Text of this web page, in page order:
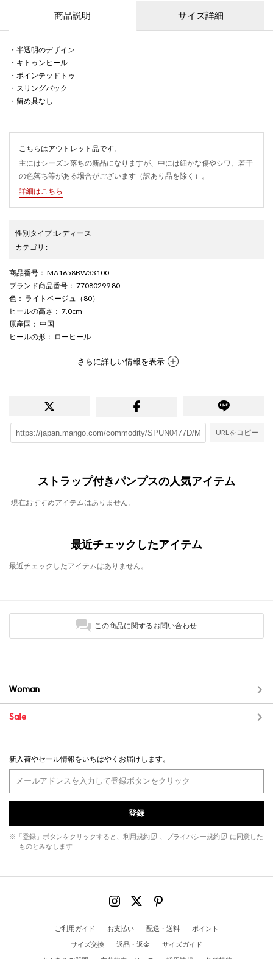
商品説明 サイズ詳細
・半透明のデザイン
・キトゥンヒール
・ポインテッドトゥ
・スリングバック
・留め具なし
こちらはアウトレット品です。
主にはシーズン落ちの新品になりますが、中には細かな傷やシワ、若干
の色落ち等がある場合がございます（訳あり品を除く）。
詳細はこちら
性別タイプ:レディース
カテゴリ :
商品番号 ： MA1658BW33100
ブランド商品番号 ： 77080299 80
色 ： ライトベージュ（80）
ヒールの高さ ： 7.0cm
原産国 ： 中国
ヒールの形 ： ローヒール
さらに詳しい情報を表示
URLをコピー
ストラップ付きパンプスの人気アイテム
現在おすすめアイテムはありません。
最近チェックしたアイテム
最近チェックしたアイテムはありません。
この商品に関するお問い合わせ
Woman
Sale
新入荷やセール情報をいちはやくお届けします。
登録
※「登録」ボタンをクリックすると、 利用規約 、 プライバシー規約
に同意した
ものとみなします
ご利用ガイド お支払い 配送・送料
ポイント
サイズ交換
返品・返金
サイズガイド